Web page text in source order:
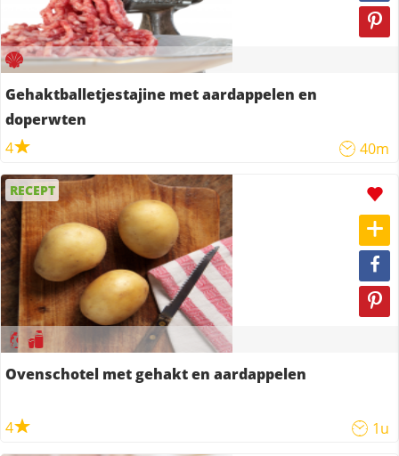
Gehaktballetjestajine met aardappelen en
doperwten
4
40m
RECEPT
Ovenschotel met gehakt en aardappelen
4 1u